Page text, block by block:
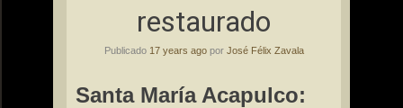
restaurado
Publicado 17 years agopor José Félix Zavala
Santa María Acapulco: